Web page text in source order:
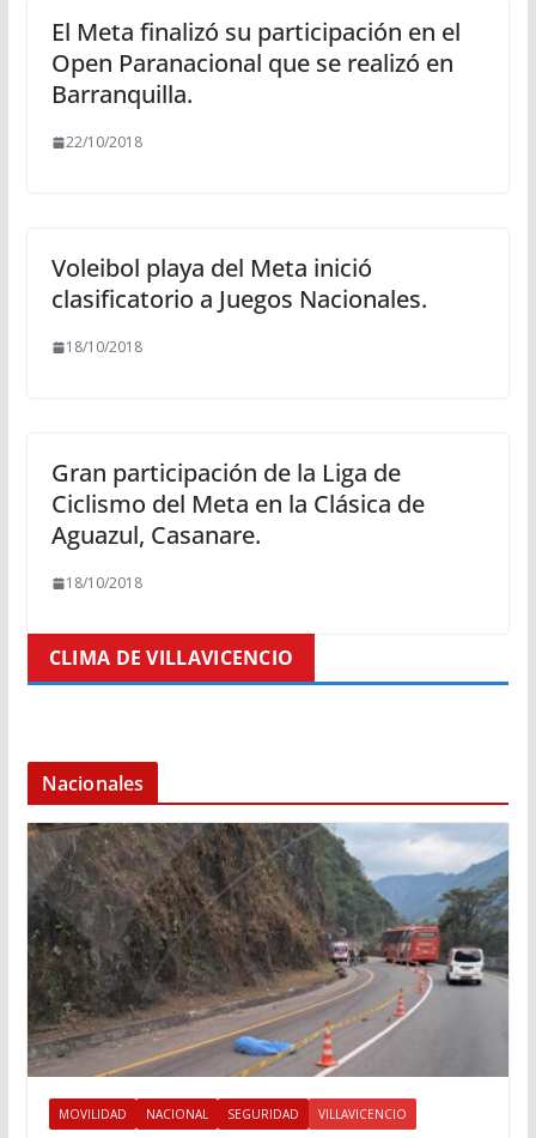
El Meta finalizó su participación en el
Open Paranacional que se realizó en
Barranquilla.
22/10/2018
Voleibol playa del Meta inició
clasificatorio a Juegos Nacionales.
18/10/2018
Gran participación de la Liga de
Ciclismo del Meta en la Clásica de
Aguazul, Casanare.
18/10/2018
CLIMA DE VILLAVICENCIO
Nacionales
MOVILIDAD NACIONAL SEGURIDAD VILLAVICENCIO